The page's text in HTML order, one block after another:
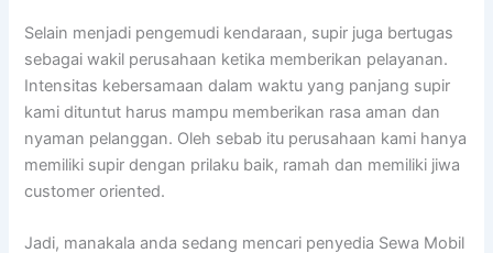
Selain menjadi pengemudi kendaraan, supir juga bertugas
sebagai wakil perusahaan ketika memberikan pelayanan.
Intensitas kebersamaan dalam waktu yang panjang supir
kami dituntut harus mampu memberikan rasa aman dan
nyaman pelanggan. Oleh sebab itu perusahaan kami hanya
memiliki supir dengan prilaku baik, ramah dan memiliki jiwa
customer oriented.
Jadi, manakala anda sedang mencari penyedia Sewa Mobil